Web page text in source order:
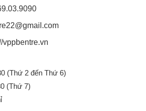
vppbentre.vn
(Thứ 2 đến Thứ 6)
(Thứ 7)